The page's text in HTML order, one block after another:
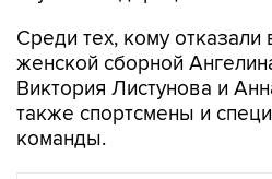
Виктория Листунова и
также спортсмены и
команды.
СПОРТ